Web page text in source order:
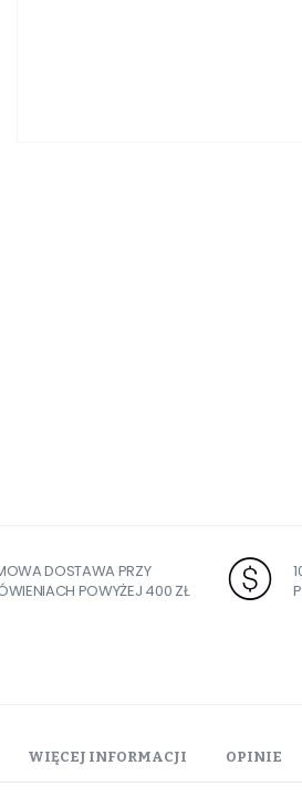
DOSTAWA PRZY
POWYŻEJ 400 ZŁ
WIĘCEJ INFORMACJI OPINIE